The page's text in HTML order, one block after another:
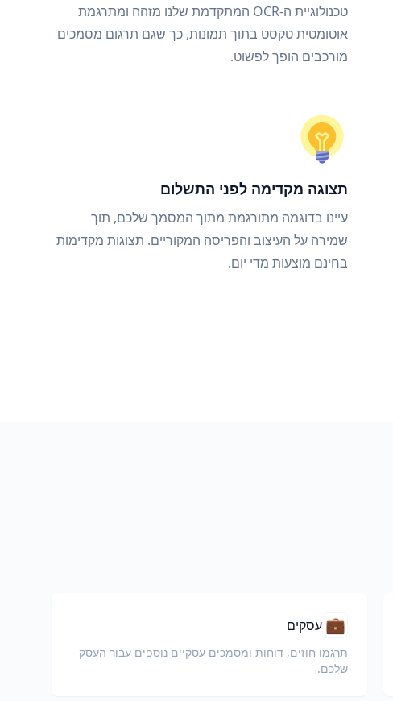
טכנולוגיית ה-OCR המתקדמת שלנו מזהה ומתרגמת
אוטומטית טקסט בתוך תמונות, כך שגם תרגום מסמכים
מורכבים הופך לפשוט.
תצוגה מקדימה לפני התשלום
עיינו בדוגמה מתורגמת מתוך המסמך שלכם, תוך
שמירה על העיצוב והפריסה המקוריים. תצוגות מקדימות
בחינם מוצעות מדי יום.
💼 עסקים
תרגמו חוזים, דוחות ומסמכים עסקיים נוספים עבור העסק
שלכם.